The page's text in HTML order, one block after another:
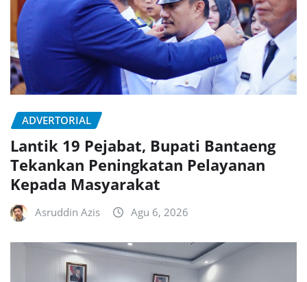
ADVERTORIAL
Lantik 19 Pejabat, Bupati Bantaeng
Tekankan Peningkatan Pelayanan
Kepada Masyarakat
Asruddin Azis Agu 6, 2026